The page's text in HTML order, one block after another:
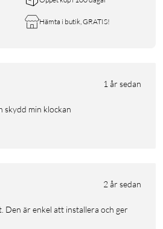
Hämta i butik, GRATIS!
1 år sedan
skydd min klockan
2 år sedan